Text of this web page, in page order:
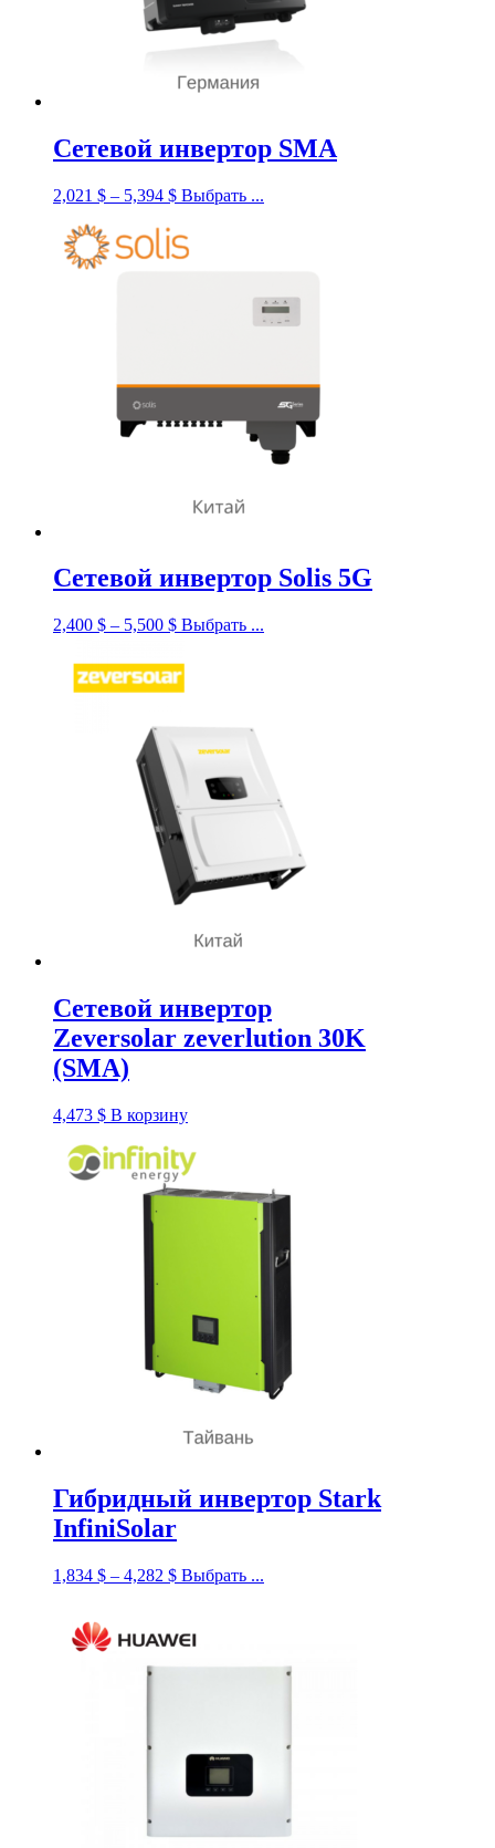
Сетевой инвертор SMA
2,021 $ – 5,394 $ Выбрать ...
Сетевой инвертор Solis 5G
2,400 $ – 5,500 $ Выбрать ...
Сетевой инвертор
Zeversolar zeverlution 30K
(SMA)
4,473 $ В корзину
Гибридный инвертор Stark
InfiniSolar
1,834 $ – 4,282 $ Выбрать ...